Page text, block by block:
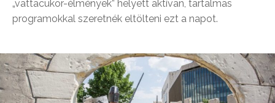
„vattacukor-élmények” helyett aktívan, tartalmas
programokkal szeretnék eltölteni ezt a napot.